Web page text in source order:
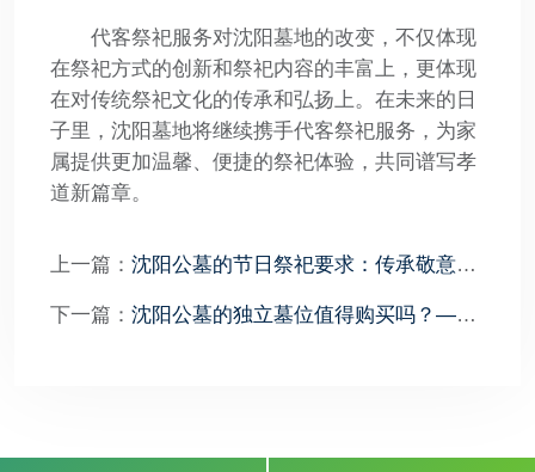
代客祭祀服务对沈阳墓地的改变，不仅体现
在祭祀方式的创新和祭祀内容的丰富上，更体现
在对传统祭祀文化的传承和弘扬上。在未来的日
子里，沈阳墓地将继续携手代客祭祀服务，为家
属提供更加温馨、便捷的祭祀体验，共同谱写孝
道新篇章。
上一篇： 沈阳公墓的节日祭祀要求：传承敬意，
下一篇： 沈阳公墓的独立墓位值得购买吗？——